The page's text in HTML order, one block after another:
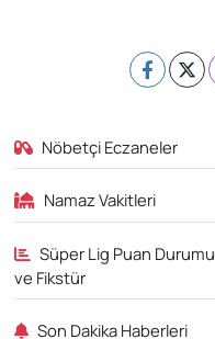
Nöbetçi Eczaneler
Namaz Vakitleri
Süper Lig Puan Durumu
ve Fikstür
Son Dakika Haberleri